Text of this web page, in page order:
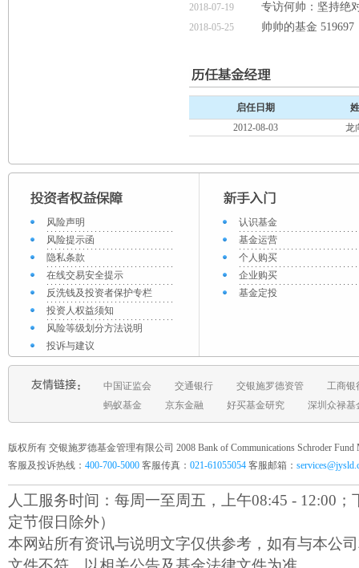
2018-07-19 专访何帅：坚持绝
2018-05-25 帅帅的基金 519697
启任日期
2012-08-03
龙
风险声明
风险提示函
隐私条款
在线交易安全提示
反洗钱及投资者保护专栏
投资人权益须知
风险等级划分方法说明
投诉与建议
认识基金
基金运营
个人购买
企业购买
基金定投
中国证监会 交通银行 交银施罗德资管
工商银
蚂蚁基金
京东金融 好买基金研究 深圳众禄基
版权所有 交银施罗德基金管理有限公司 2008 Bank of Communications Schroder Fund
客服及投诉热线： 400-700-5000 客服传真： 021-61055054 客服邮箱：
人工服务时间：每周一至周五，上午08:45 - 12:00；
定节假日除外）
本网站所有资讯与说明文字仅供参考，如有与本公